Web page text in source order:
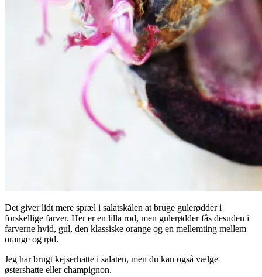
Det giver lidt mere spræl i salatskålen at bruge gulerødder i
forskellige farver. Her er en lilla rod, men gulerødder fås desuden i
farverne hvid, gul, den klassiske orange og en mellemting mellem
orange og rød.
Jeg har brugt kejserhatte i salaten, men du kan også vælge
østershatte eller champignon.